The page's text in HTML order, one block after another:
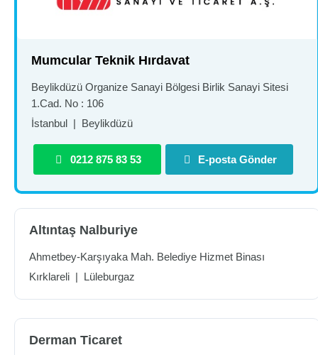
Mumcular Teknik Hırdavat
Beylikdüzü Organize Sanayi Bölgesi Birlik Sanayi Sitesi
1.Cad. No : 106
İstanbul | Beylikdüzü
0212 875 83 53 E-posta Gönder
Altıntaş Nalburiye
Ahmetbey-Karşıyaka Mah. Belediye Hizmet Binası
Kırklareli | Lüleburgaz
Derman Ticaret